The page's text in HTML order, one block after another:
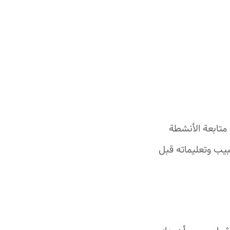
الأنشطة
وتعليماته قبل